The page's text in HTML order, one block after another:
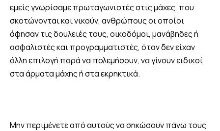
εμείς γνωρίσαμε πρωταγωνιστές στις μάχες, που
σκοτώνονται και νικούν, ανθρώπους οι οποίοι
άφησαν τις δουλειές τους, οικοδόμοι, μανάβηδες ή
ασφαλιστές και προγραμματιστές, όταν δεν είχαν
άλλη επιλογή παρά να πολεμήσουν, να γίνουν ειδικοί
στα άρματα μάχης ή στα εκρηκτικά.
Μην περιμένετε από αυτούς να σηκώσουν πάνω τους